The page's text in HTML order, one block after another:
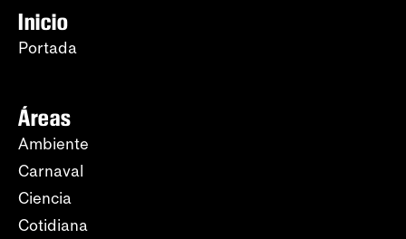
Inicio
Portada
Áreas
Ambiente
Carnaval
Ciencia
Cotidiana